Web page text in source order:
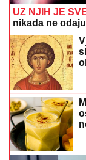
UZ NJIH JE
nikada ne